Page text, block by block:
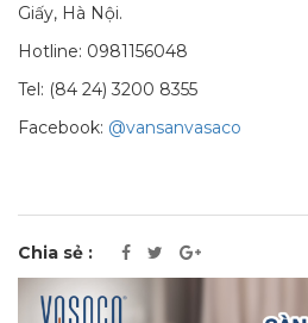
Giấy, Hà Nội.
Hotline: 0981156048
Tel: (84 24) 3200 8355
Facebook: @vansanvasaco
Chia sẻ :